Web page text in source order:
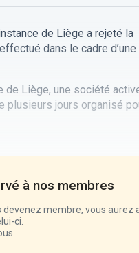
de Liège a rejeté la
dans le cadre
de Liège, une société
plusieurs jours organisé
à nos membres
membre, vous aurez
ci.